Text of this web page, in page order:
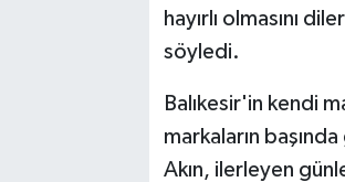
hayırlı olmasını
söyledi.
Balıkesir'in kendi
markaların
Akın, ilerleyen